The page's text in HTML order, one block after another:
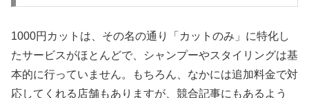
1000円カットは、その名の通り「カットのみ」に特化し
たサービスがほとんどで、シャンプーやスタイリングは基
本的に行っていません。もちろん、なかには追加料金で対
応してくれる店舗もありますが、競合記事にもあるよう